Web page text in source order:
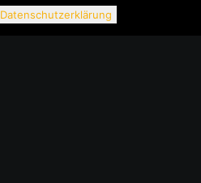
Datenschutzerklärung